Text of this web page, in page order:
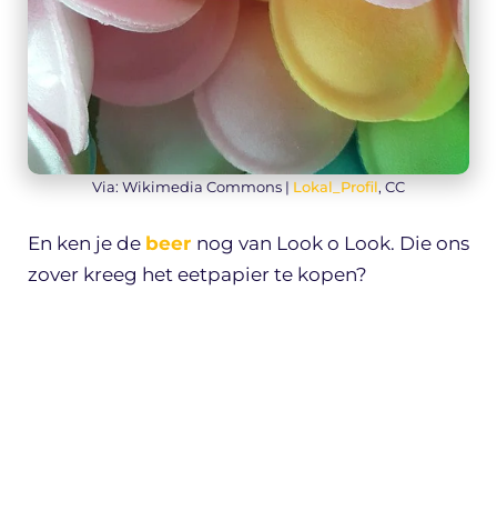
Via: Wikimedia Commons | Lokal_Profil, CC
En ken je de beer nog van Look o Look. Die ons
zover kreeg het eetpapier te kopen?